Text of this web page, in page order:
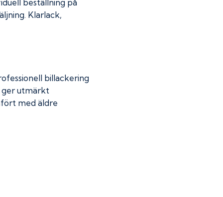
beställning på
Klarlack,
billackering
ger utmärkt
med äldre